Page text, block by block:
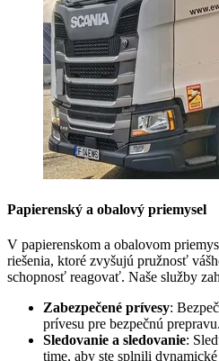
Papierenský a obalový priemysel
V papierenskom a obalovom
riešenia, ktoré zvyšujú pružnosť
schopnosť reagovať. Naše služby
Zabezpečené prívesy:
prívesu pre bezpečnú prepravu.
Sledovanie a sledovanie:
time, aby ste splnili